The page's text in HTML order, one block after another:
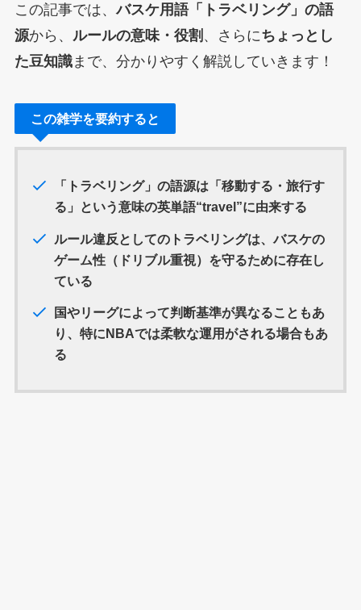
この記事では、バスケ用語「トラベリング」の語
源から、 ルールの意味・役割 、さらにちょっとし
た豆知識まで、分かりやすく解説していきます！
この雑学を要約すると
「トラベリング」の語源は「移動する・旅行す
る」という意味の英単語“travel”に由来する
ルール違反としてのトラベリングは、バスケの
ゲーム性（ドリブル重視）を守るために存在し
ている
国やリーグによって判断基準が異なることもあ
り、特にNBAでは柔軟な運用がされる場合もあ
る